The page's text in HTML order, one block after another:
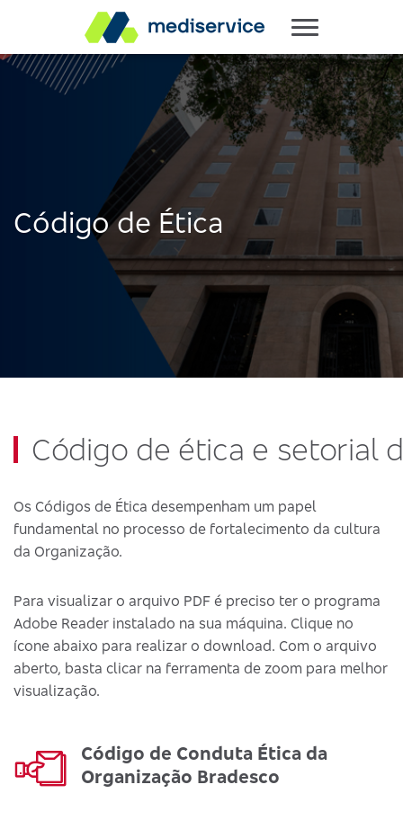
Código de Ética
Código de ética e setorial
Os Códigos de Ética desempenham um papel
fundamental no processo de fortalecimento da cultura
da Organização.
Para visualizar o arquivo PDF é preciso ter o programa
Adobe Reader instalado na sua máquina. Clique no
ícone abaixo para realizar o download. Com o arquivo
aberto, basta clicar na ferramenta de zoom para melhor
visualização.
Código de Conduta Ética da
Organização Bradesco